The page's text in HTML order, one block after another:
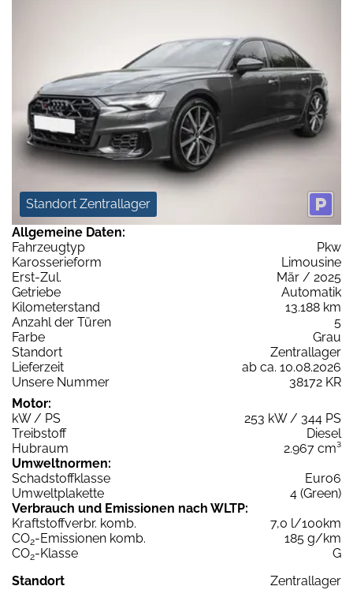
Standort Zentrallager
Allgemeine Daten:
Fahrzeugtyp
Pkw
Karosserieform
Limousine
Erst-Zul.
Mär / 2025
Getriebe
Automatik
Kilometerstand
13.188 km
Anzahl der Türen
5
Farbe
Grau
Standort
Zentrallager
Lieferzeit
ab ca. 10.08.2026
Unsere Nummer
38172 KR
Motor:
kW / PS
253 kW / 344 PS
Treibstoff
Diesel
Hubraum
2.967 cm³
Umweltnormen:
Schadstoffklasse
Euro6
Umweltplakette
4 (Green)
Verbrauch und Emissionen nach WLTP:
Kraftstoffverbr. komb.
7,0 l/100km
CO2-Emissionen komb.
185 g/km
CO2-Klasse
G
Standort
Zentrallager